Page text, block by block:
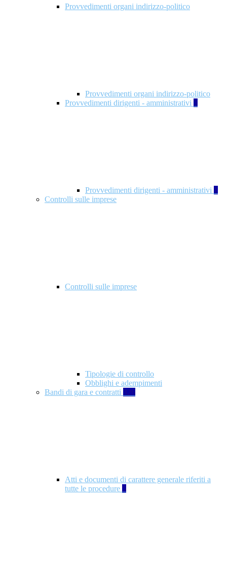
Provvedimenti organi indirizzo-politico
Provvedimenti organi indirizzo-politico
Provvedimenti dirigenti - amministrativi 3
Provvedimenti dirigenti - amministrativi 1
Controlli sulle imprese
Controlli sulle imprese
Tipologie di controllo
Obblighi e adempimenti
Bandi di gara e contratti 326
Atti e documenti di carattere generale riferiti a
tutte le procedure 5